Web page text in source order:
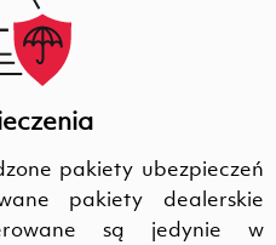
pakiety ubezpieczeń
pakiety dealerskie
są jedynie w